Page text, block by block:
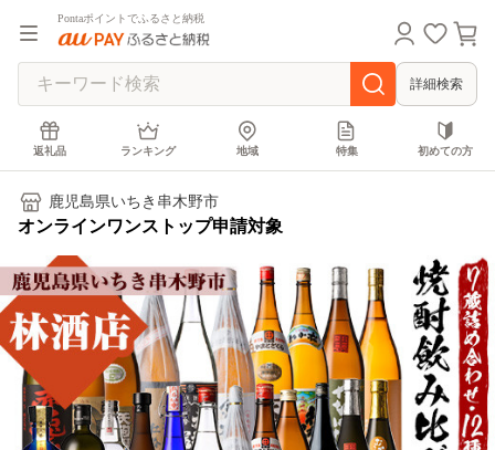
Pontaポイントでふるさと納税
詳細検索
返礼品 ランキング 地域 特集 初めての方
鹿児島県いちき串木野市
オンラインワンストップ申請対象